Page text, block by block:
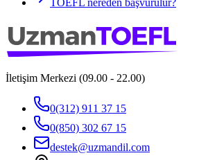
TOEFL nereden başvurulur?
İletişim Merkezi (09.00 - 22.00)
0(312) 911 37 15
0(850) 302 67 15
destek@uzmandil.com